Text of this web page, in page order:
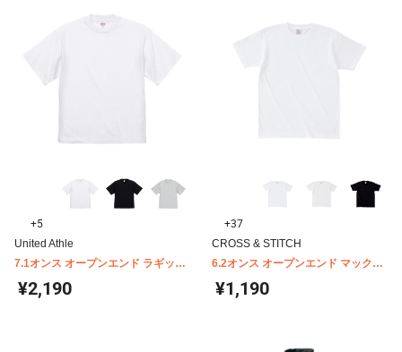
+5
United Athle
7.1オンス オープンエンド ラギッド
Tシャツ 4277-01
¥2,190
+37
CROSS & STITCH
6.2オンス オープンエンド マックス
ウエイト Tシャツ OE1116
¥1,190